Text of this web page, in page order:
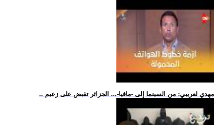
.. مهدي لعريبي: من السينما إلى -مافيا-... الجزائر تقبض على زعيم